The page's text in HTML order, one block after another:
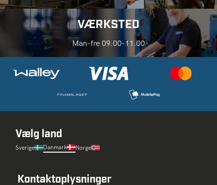
VÆRKSTED
Man-fre 09.00-11.00
Vælg land
Sverige Danmark Norge
Kontaktoplysninger